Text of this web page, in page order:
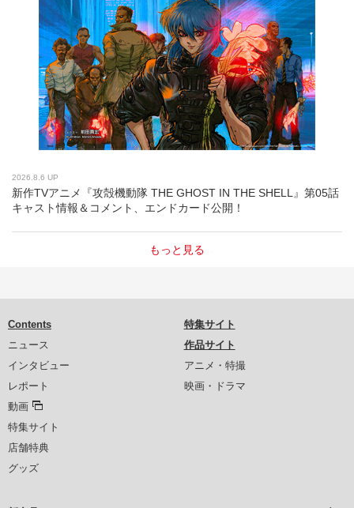
2026.8.6 UP
新作TVアニメ『攻殻機動隊 THE GHOST IN THE SHELL』第05話
キャスト情報＆コメント、エンドカード公開！
もっと見る
Contents
ニュース
インタビュー
レポート
動画
特集サイト
店舗特典
グッズ
特集サイト
作品サイト
アニメ・特撮
映画・ドラマ